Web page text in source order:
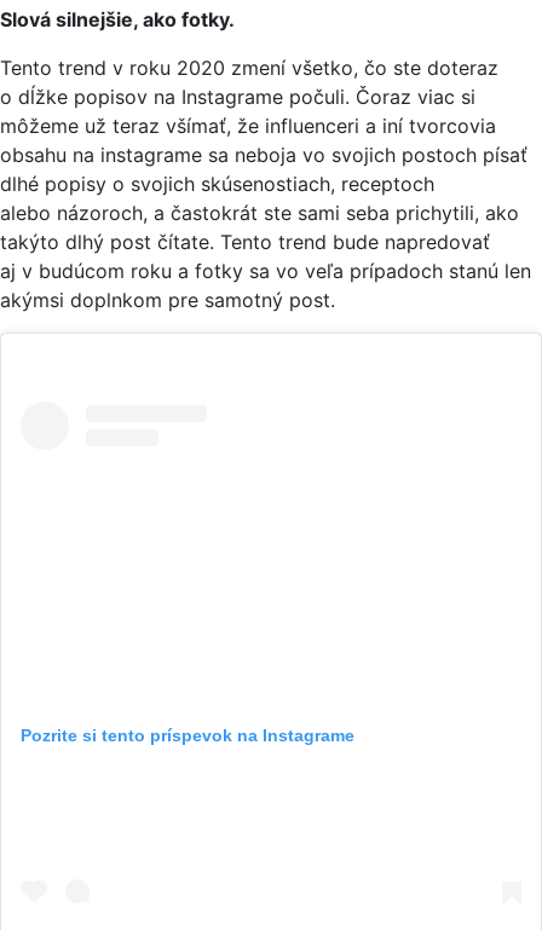
Slová silnejšie, ako fotky.
Tento trend v roku 2020 zmení všetko, čo ste doteraz
o dĺžke popisov na Instagrame počuli. Čoraz viac si
môžeme už teraz všímať, že influenceri a iní tvorcovia
obsahu na instagrame sa neboja vo svojich postoch písať
dlhé popisy o svojich skúsenostiach, receptoch
alebo názoroch, a častokrát ste sami seba prichytili, ako
takýto dlhý post čítate. Tento trend bude napredovať
aj v budúcom roku a fotky sa vo veľa prípadoch stanú len
akýmsi doplnkom pre samotný post.
Pozrite si tento príspevok na Instagrame